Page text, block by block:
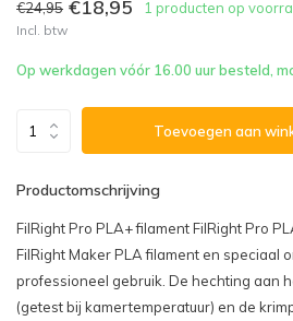
€24,95 €18,95 1 producten op
Incl. btw
Op werkdagen vóór 16.00 uur besteld,
Toevoegen aan
Productomschrijving
FilRight Pro PLA+ filament FilRight Pro
FilRight Maker PLA filament en speciaal
professioneel gebruik. De hechting aan
(getest bij kamertemperatuur) en de